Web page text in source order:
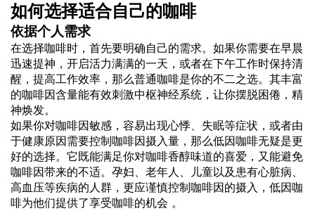
如何选择适合自己的咖啡
依据个人需求
在选择咖啡时，首先要明确自己的需求。如果你需要在早晨
迅速提神，开启活力满满的一天，或者在下午工作时保持清
醒，提高工作效率，那么普通咖啡是你的不二之选。其丰富
的咖啡因含量能有效刺激中枢神经系统，让你摆脱困倦，精
神焕发。
如果你对咖啡因敏感，容易出现心悸、失眠等症状，或者由
于健康原因需要控制咖啡因摄入量，那么低因咖啡无疑是更
好的选择。它既能满足你对咖啡香醇味道的喜爱，又能避免
咖啡因带来的不适。孕妇、老年人、儿童以及患有心脏病、
高血压等疾病的人群，更应谨慎控制咖啡因的摄入，低因咖
啡为他们提供了享受咖啡的机会 。